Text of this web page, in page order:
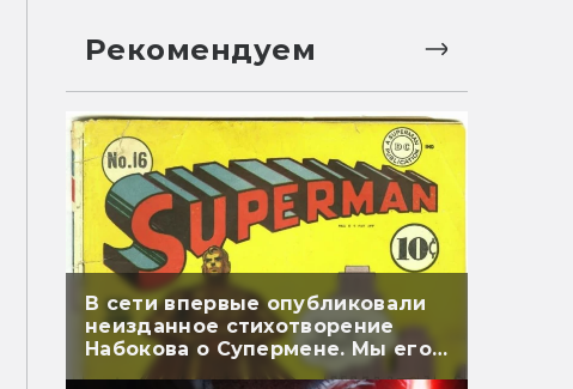
Рекомендуем
В сети впервые опубликовали
неизданное стихотворение
Набокова о Супермене. Мы его
перевели